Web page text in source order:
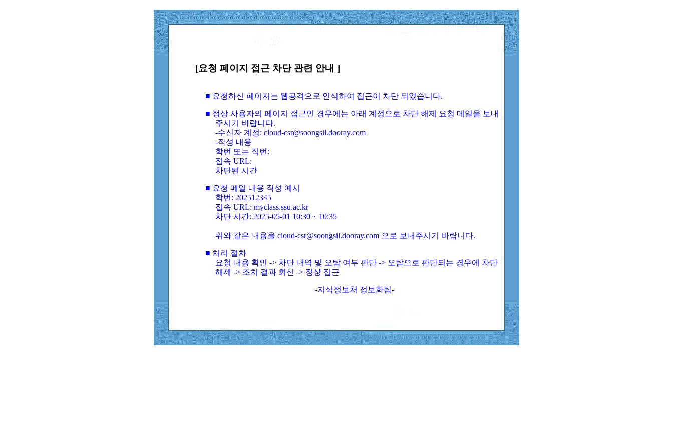
[요청 페이지 접근 차단 관련 안내 ]
■ 요청하신 페이지는 웹공격으로 인식하여 접근이 차단 되었습니다.
■ 정상 사용자의 페이지 접근인 경우에는 아래 계정으로 차단 해제 요청 메일을 보내
주시기 바랍니다.
-수신자 계정: cloud-csr@soongsil.dooray.com
-작성 내용
학번 또는 직번:
접속 URL:
차단된 시간
■ 요청 메일 내용 작성 예시
학번: 202512345
접속 URL: myclass.ssu.ac.kr
차단 시간: 2025-05-01 10:30 ~ 10:35
위와 같은 내용을 cloud-csr@soongsil.dooray.com 으로 보내주시기 바랍니다.
■ 처리 절차
요청 내용 확인 -> 차단 내역 및 오탐 여부 판단 -> 오탐으로 판단되는 경우에 차단
해제 -> 조치 결과 회신 -> 정상 접근
-지식정보처 정보화팀-